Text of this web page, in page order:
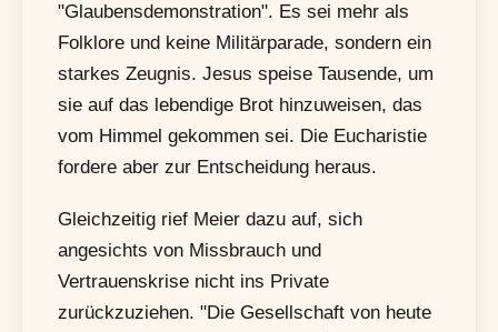
"Glaubensdemonstration". Es sei mehr als
Folklore und keine Militärparade, sondern ein
starkes Zeugnis. Jesus speise Tausende, um
sie auf das lebendige Brot hinzuweisen, das
vom Himmel gekommen sei. Die Eucharistie
fordere aber zur Entscheidung heraus.
Gleichzeitig rief Meier dazu auf, sich
angesichts von Missbrauch und
Vertrauenskrise nicht ins Private
zurückzuziehen. "Die Gesellschaft von heute